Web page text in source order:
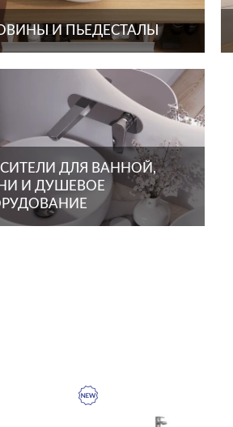
И ПЬЕДЕСТАЛЫ
ДЛЯ ВАННОЙ,
И ДУШЕВОЕ